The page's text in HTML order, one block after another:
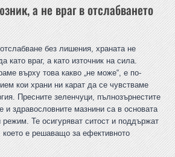
а не враг в отслабването
без лишения, храната не
като враг, а като източник на сила.
върху това какво „не може“, е по-
кои храни ни карат да се чувстваме
Пресните зеленчуци, пълнозърнестите
и здравословните мазнини са в основата
Те осигуряват ситост и поддържат
което е решаващо за ефективното